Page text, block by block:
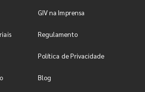
GIV na Imprensa
Regulamento
Política de Privacidade
Blog